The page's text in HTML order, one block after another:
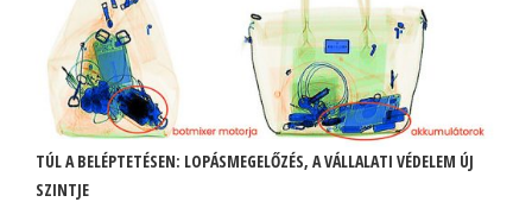
TÚL A BELÉPTETÉSEN: LOPÁSMEGELŐZÉS, A VÁLLALATI VÉDELEM ÚJ
SZINTJE